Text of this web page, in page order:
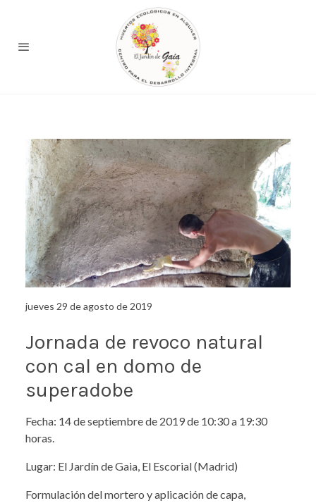
jueves 29 de agosto de 2019
Jornada de revoco natural
con cal en domo de
superadobe
Fecha: 14 de septiembre de 2019 de 10:30 a 19:30
horas.
Lugar: El Jardín de Gaia, El Escorial (Madrid)
Formulación del mortero y aplicación de capa,